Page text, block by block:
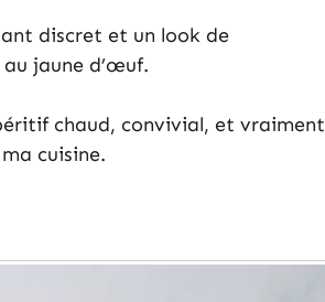
discret et un look de
jaune d’œuf.
chaud, convivial, et vraiment
cuisine.